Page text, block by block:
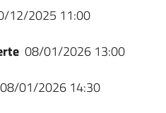
12/2025 11:00
08/01/2026 13:00
08/01/2026 14:30